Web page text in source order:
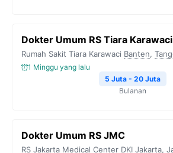
Dokter Umum RS Tiara Karawaci
Rumah Sakit Tiara Karawaci Banten,
1 Minggu yang lalu
5 Juta - 20 Juta
Bulanan
Dokter Umum RS JMC
RS Jakarta Medical Center DKI Jakarta,